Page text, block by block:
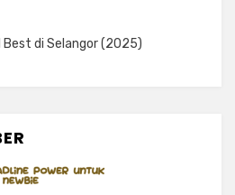
Best di Selangor (2025)